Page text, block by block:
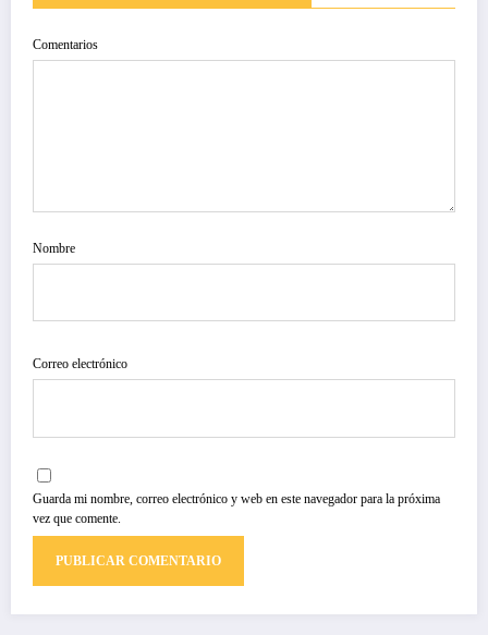
Comentarios
Nombre
Correo electrónico
Guarda mi nombre, correo electrónico y web en este navegador para la próxima
vez que comente.